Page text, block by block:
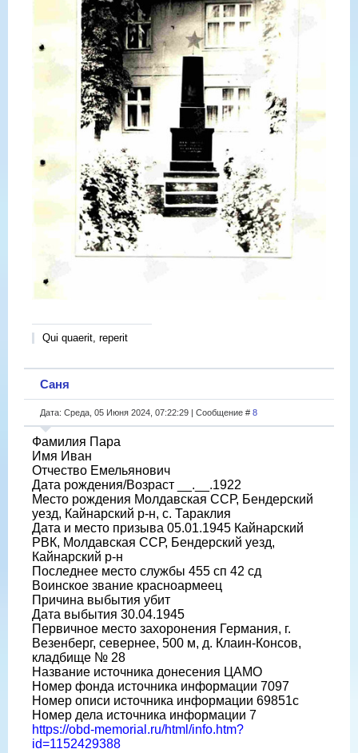
Qui quaerit, reperit
Саня
Дата: Среда, 05 Июня 2024, 07:22:29 | Сообщение # 8
Фамилия Пара
Имя Иван
Отчество Емельянович
Дата рождения/Возраст __.__.1922
Место рождения Молдавская ССР, Бендерский
уезд, Кайнарский р-н, с. Тараклия
Дата и место призыва 05.01.1945 Кайнарский
РВК, Молдавская ССР, Бендерский уезд,
Кайнарский р-н
Последнее место службы 455 сп 42 сд
Воинское звание красноармеец
Причина выбытия убит
Дата выбытия 30.04.1945
Первичное место захоронения Германия, г.
Везенберг, севернее, 500 м, д. Клаин-Консов,
кладбище № 28
Название источника донесения ЦАМО
Номер фонда источника информации 7097
Номер описи источника информации 69851с
Номер дела источника информации 7
https://obd-memorial.ru/html/info.htm?
id=1152429388